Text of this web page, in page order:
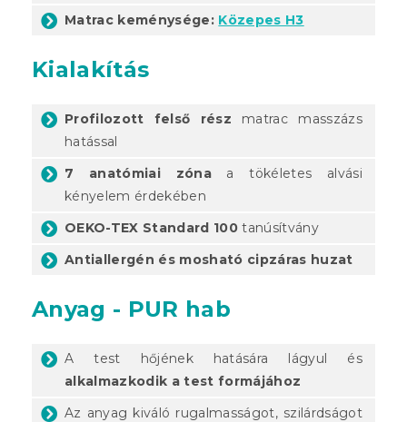
Matrac keménysége: Közepes H3
Kialakítás
Profilozott felső rész matrac masszázs
hatással
7 anatómiai zónaa tökéletes alvási
kényelem érdekében
OEKO-TEX Standard 100 tanúsítvány
Antiallergén és mosható cipzáras huzat
Anyag - PUR hab
A test hőjének hatására lágyul és
alkalmazkodik a test formájához
Az anyag kiváló rugalmasságot, szilárdságot